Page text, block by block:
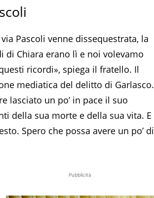
Pascoli venne dissequestrata, la
di Chiara erano lì e noi volevamo
ricordi», spiega il fratello. Il
mediatica del delitto di Garlasco.
lasciato un po’ in pace il suo
della sua morte e della sua vita. E
Spero che possa avere un po’ di
Pubblicità